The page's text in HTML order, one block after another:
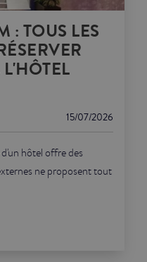
: TOUS LES
15/07/2026
hôtel offre des
ne proposent tout